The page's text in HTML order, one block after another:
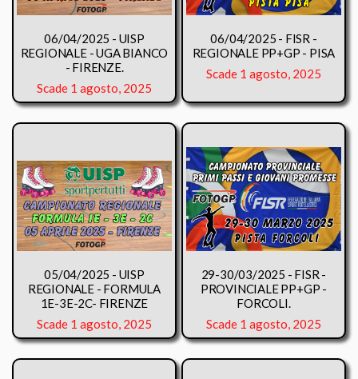
06/04/2025 - UISP
REGIONALE - UGA BIANCO
- FIRENZE.
Scade 1 agosto, 2025
06/04/2025 - FISR -
REGIONALE PP+GP - PISA
Scade 1 agosto, 2025
05/04/2025 - UISP
REGIONALE - FORMULA
1E-3E-2C- FIRENZE
Scade 1 agosto, 2025
29-30/03/2025 - FISR -
PROVINCIALE PP+GP -
FORCOLI.
Scade 1 agosto, 2025